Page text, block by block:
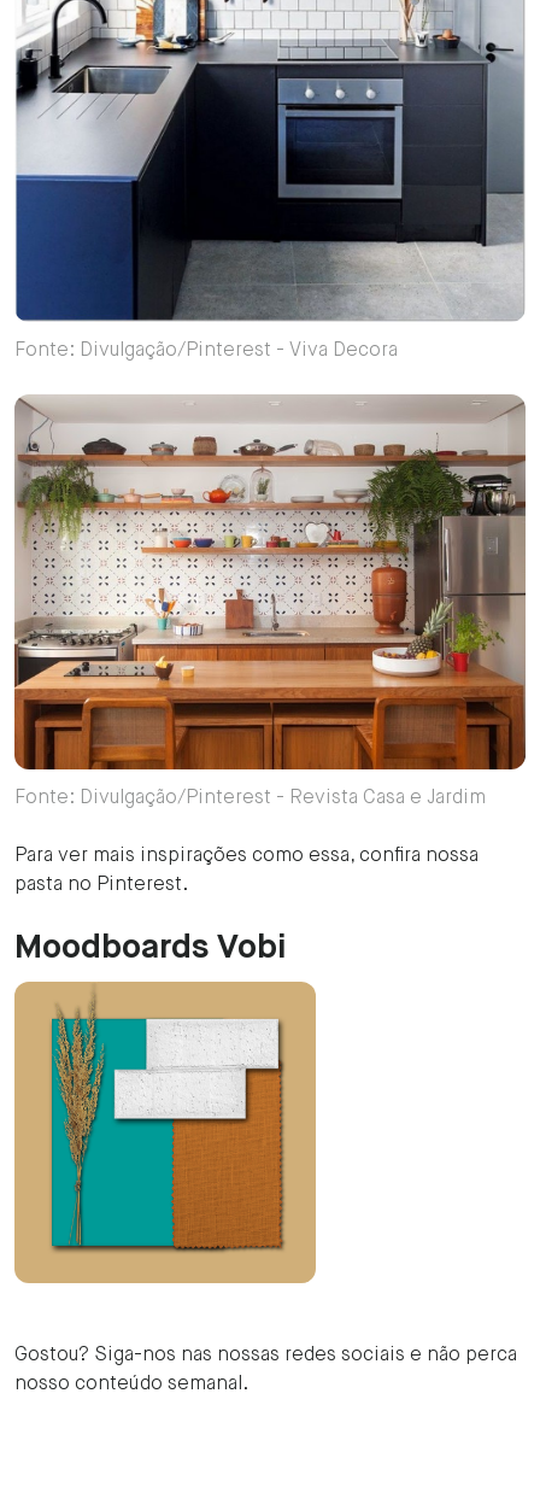
Fonte: Divulgação/Pinterest - Viva Decora
Fonte: Divulgação/Pinterest - Revista Casa e Jardim
Para ver mais inspirações como essa, confira nossa
pasta no Pinterest.
Moodboards Vobi‍
Gostou? Siga-nos nas nossas redes sociais e não perca
nosso conteúdo semanal.